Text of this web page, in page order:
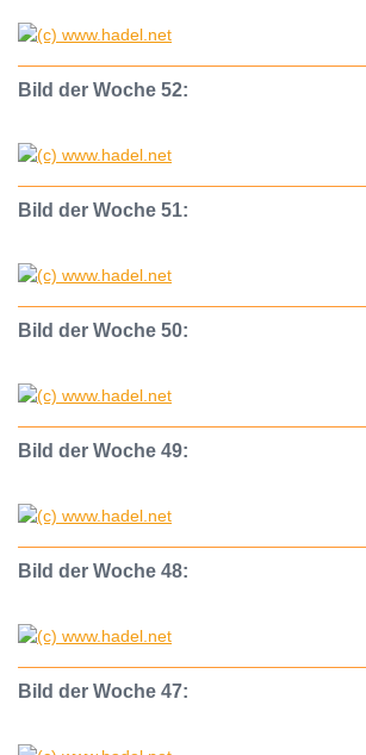
Bild der Woche 52:
Bild der Woche 51:
Bild der Woche 50:
Bild der Woche 49:
Bild der Woche 48:
Bild der Woche 47: